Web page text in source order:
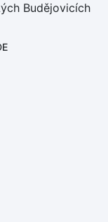
Budějovicích